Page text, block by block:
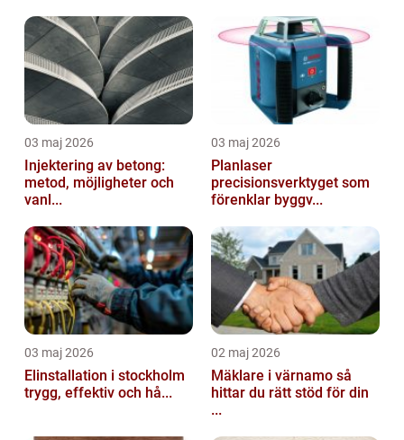
03 maj 2026
Injektering av betong:
metod, möjligheter och
vanl...
03 maj 2026
Planlaser
precisionsverktyget som
förenklar byggv...
03 maj 2026
Elinstallation i stockholm
trygg, effektiv och hå...
02 maj 2026
Mäklare i värnamo så
hittar du rätt stöd för din
...